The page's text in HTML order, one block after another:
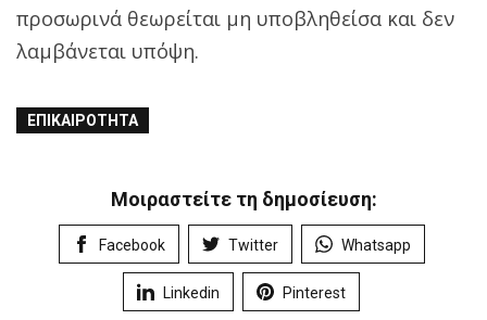
προσωρινά θεωρείται μη υποβληθείσα και δεν
λαμβάνεται υπόψη.
ΕΠΙΚΑΙΡΌΤΗΤΑ
Μοιραστείτε τη δημοσίευση:
Facebook Twitter Whatsapp
Linkedin Pinterest